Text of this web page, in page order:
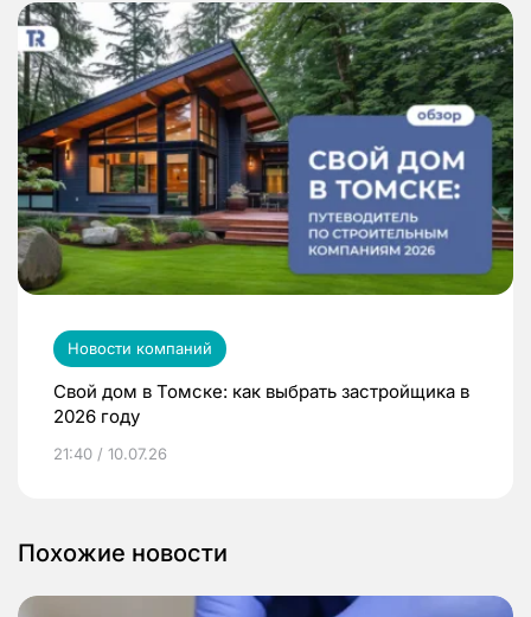
Новости компаний
Свой дом в Томске: как выбрать застройщика в
2026 году
21:40 / 10.07.26
Похожие новости